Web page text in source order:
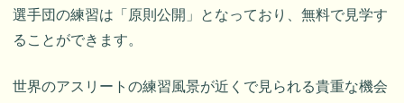
選手団の練習は「原則公開」となっており、無料で見学す
ることができます。
世界のアスリートの練習風景が近くで見られる貴重な機会